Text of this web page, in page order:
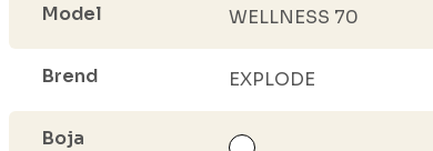
Model WELLNESS 70
Brend EXPLODE
Boja